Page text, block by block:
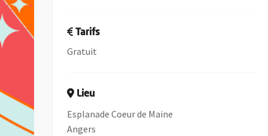
Tarifs
Gratuit
Lieu
Esplanade Coeur de Maine
Angers